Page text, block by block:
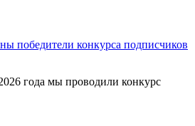
победители конкурса подписчиков
года мы проводили конкурс